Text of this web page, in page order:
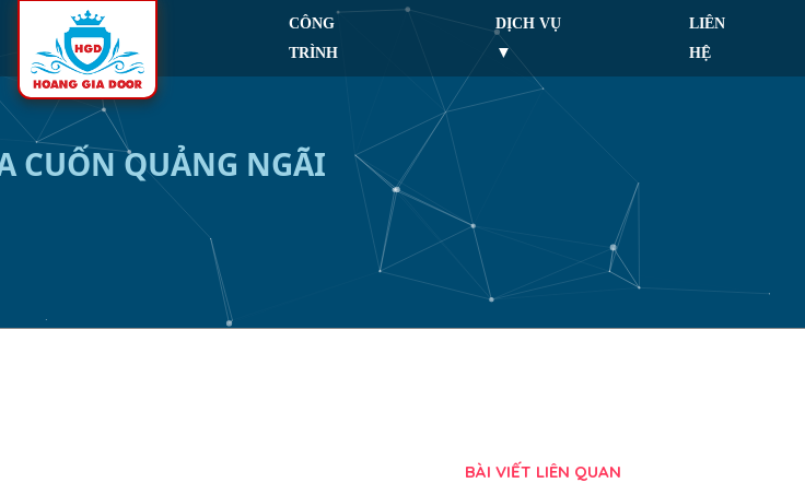
CÔNG
TRÌNH
DỊCH VỤ
LIÊN
HỆ
CUỐN QUẢNG NGÃI
BÀI VIẾT LIÊN QUAN